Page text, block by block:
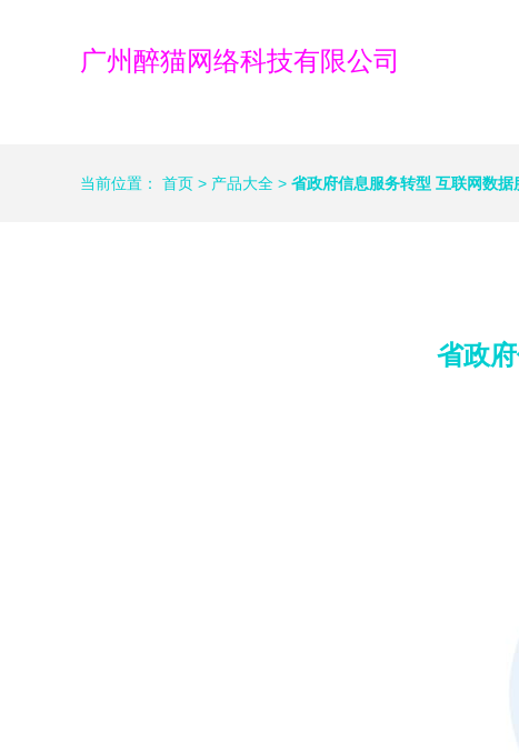
广州醉猫网络科技有限公司
当前位置： 首页 > 产品大全 > 省政府信息服务转型 互联网数
省政